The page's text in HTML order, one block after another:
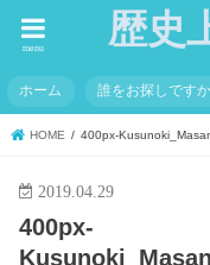
歴史
menu
ホーム 誰をお探しです
HOME 400px-
2019.04.29
400px-